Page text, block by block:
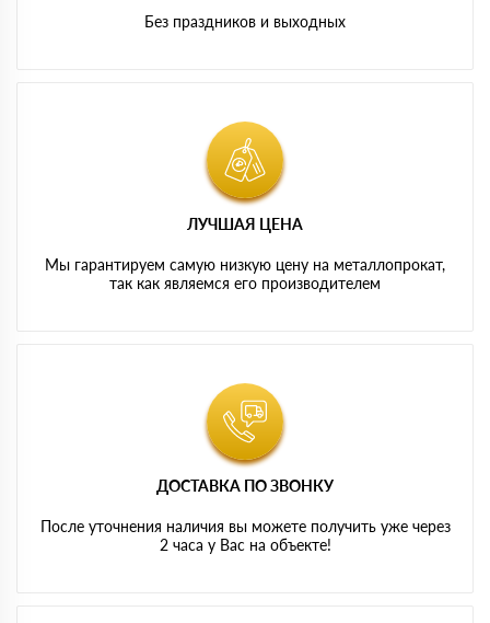
Без праздников и выходных
ЛУЧШАЯ ЦЕНА
Мы гарантируем самую низкую цену на металлопрокат,
так как являемся его производителем
ДОСТАВКА ПО ЗВОНКУ
После уточнения наличия вы можете получить уже через
2 часа у Вас на объекте!